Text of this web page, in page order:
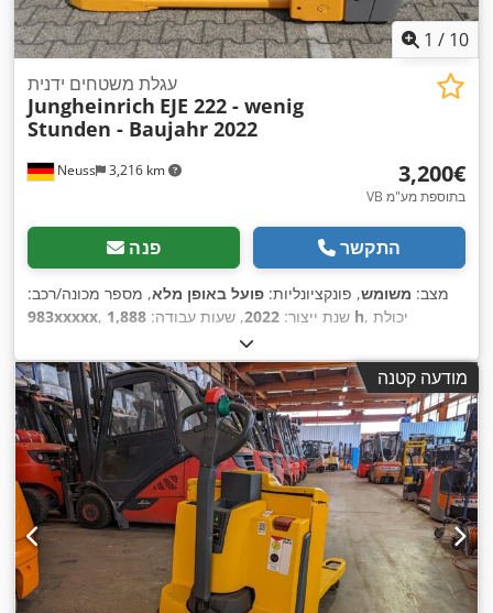
1 / 10
Neuss 3,216 km
עגלת משטחים ידנית
Jungheinrich EJE 222 - wenig
Stunden - Baujahr 2022
‏3,200 ‏€
VB בתוספת מע"מ
פנה התקשר
מצב: משומש, פונקציונליות: פועל באופן מלא, מספר מכונה/רכב:
983xxxxx
, שנת ייצור: 2022, שעות עבודה: 1,888 h, יכולת
, גובה הרמה:122 מ"מ
המזלג:1,150 מ"מ , משקל עצמי:582 ק"ג , אורך כולל:1,737 מ"מ
,
סוג הנעה:Elektro , רוחב בנייה:724 מ"מ , מודעה קטנה